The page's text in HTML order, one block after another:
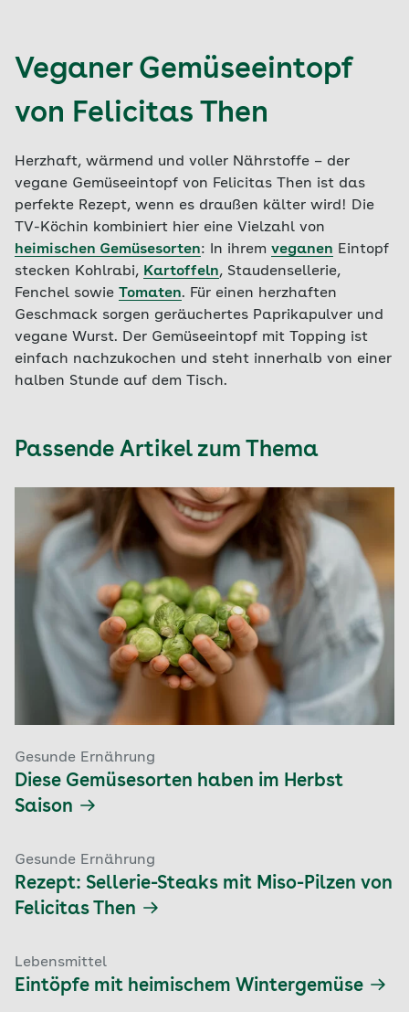
Veganer Gemüseeintopf
von Felicitas Then
Herzhaft, wärmend und voller Nährstoffe – der
vegane Gemüseeintopf von Felicitas Then ist das
perfekte Rezept, wenn es draußen kälter wird! Die
TV-Köchin kombiniert hier eine Vielzahl von
heimischen Gemüsesorten: In ihrem veganen Eintopf
stecken Kohlrabi, Kartoffeln, Staudensellerie,
Fenchel sowie Tomaten. Für einen herzhaften
Geschmack sorgen geräuchertes Paprikapulver und
vegane Wurst. Der Gemüseeintopf mit Topping ist
einfach nachzukochen und steht innerhalb von einer
halben Stunde auf dem Tisch.
Passende Artikel zum Thema
Gesunde Ernährung
Diese Gemüsesorten haben im Herbst
Saison
Gesunde Ernährung
Rezept: Sellerie-Steaks mit Miso-Pilzen von
Felicitas Then
Lebensmittel
Eintöpfe mit heimischem Wintergemüse